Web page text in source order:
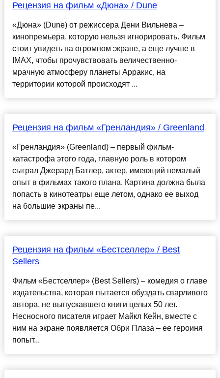
Рецензия на фильм «Дюна» / Dune
«Дюна» (Dune) от режиссера Дени Вильнева –
кинопремьера, которую нельзя игнорировать. Фильм
стоит увидеть на огромном экране, а еще лучше в
IMAX, чтобы прочувствовать величественно-
мрачную атмосферу планеты Арракис, на
территории которой происходят ...
Рецензия на фильм «Гренландия» / Greenland
«Гренландия» (Greenland) – первый фильм-
катастрофа этого года, главную роль в котором
сыграл Джерард Батлер, актер, имеющий немалый
опыт в фильмах такого плана. Картина должна была
попасть в кинотеатры еще летом, однако ее выход
на большие экраны пе...
Рецензия на фильм «Бестселлер» / Best
Sellers
Фильм «Бестселлер» (Best Sellers) – комедия о главе
издательства, которая пытается обуздать сварливого
автора, не выпускавшего книги целых 50 лет.
Несносного писателя играет Майкл Кейн, вместе с
ним на экране появляется Обри Плаза – ее героиня
попыт...